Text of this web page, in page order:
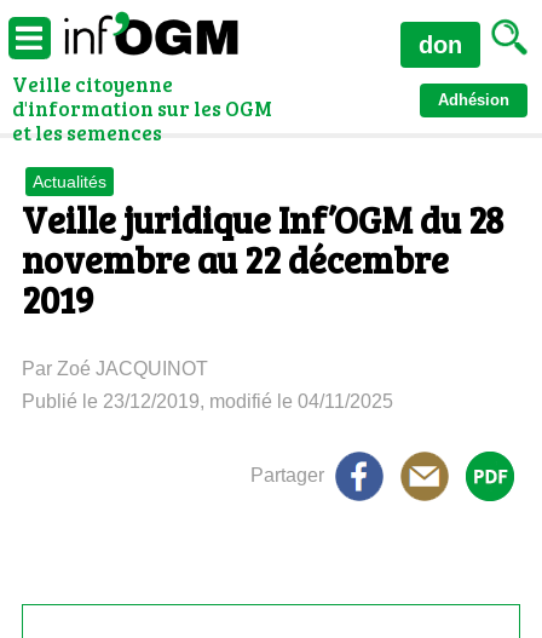
Veille citoyenne
d'information sur les OGM
et les semences
Adhésion
don
Actualités
Veille juridique Inf’OGM du 28
novembre au 22 décembre
2019
Par Zoé JACQUINOT
Publié le 23/12/2019, modifié le 04/11/2025
Partager